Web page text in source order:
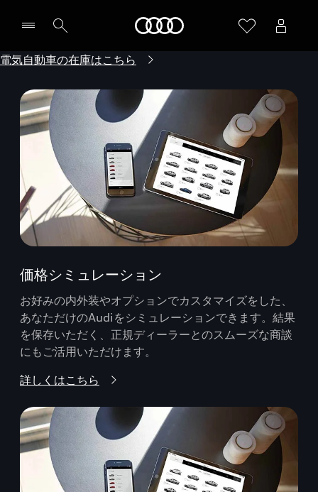
電気自動車の在庫はこちら
価格シミュレーション
お好みの内外装やオプションでカスタマイズをした、
あなただけのAudiをシミュレーションできます。結果
を保存いただく、正規ディーラーとのスムーズな商談
にもご活用いただけます。
詳しくはこちら